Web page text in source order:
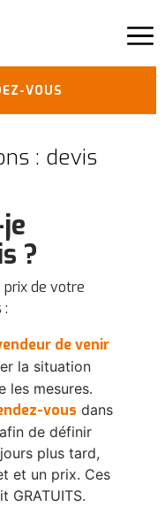
VOUS
: devis
?
de votre
:
devenir
la situation
les mesures.
vous dans
de définir
plus tard,
et un prix. Ces
GRATUITS.